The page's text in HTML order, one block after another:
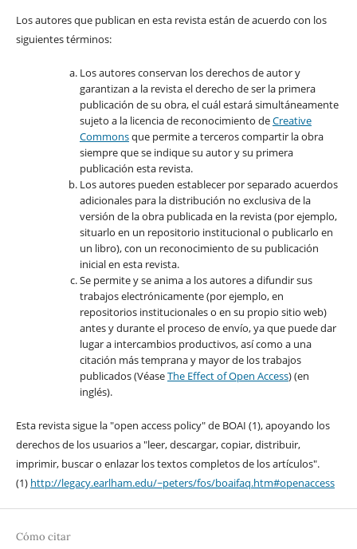
Los autores que publican en esta revista están de acuerdo con los
siguientes términos:
Los autores conservan los derechos de autor y
garantizan a la revista el derecho de ser la primera
publicación de su obra, el cuál estará simultáneamente
sujeto a la licencia de reconocimiento deCreative
Commonsque permite a terceros compartir la obra
siempre que se indique su autor y su primera
publicación esta revista.
Los autores pueden establecer por separado acuerdos
adicionales para la distribución no exclusiva de la
versión de la obra publicada en la revista (por ejemplo,
situarlo en un repositorio institucional o publicarlo en
un libro), con un reconocimiento de su publicación
inicial en esta revista.
Se permite y se anima a los autores a difundir sus
trabajos electrónicamente (por ejemplo, en
repositorios institucionales o en su propio sitio web)
antes y durante el proceso de envío, ya que puede dar
lugar a intercambios productivos, así como a una
citación más temprana y mayor de los trabajos
publicados (VéaseThe Effect of Open Access) (en
inglés).
Esta revista sigue la "open access policy" de BOAI (1), apoyando los
derechos de los usuarios a "leer, descargar, copiar, distribuir,
imprimir, buscar o enlazar los textos completos de los artículos".
(1) http://legacy.earlham.edu/~peters/fos/boaifaq.htm#openaccess
Cómo citar